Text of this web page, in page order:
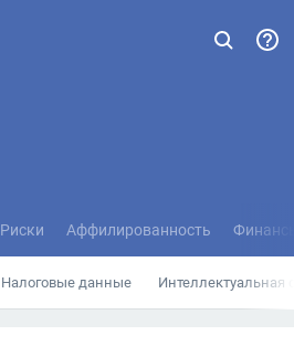
Риски Аффилированность
Налоговые данные Интеллектуальная